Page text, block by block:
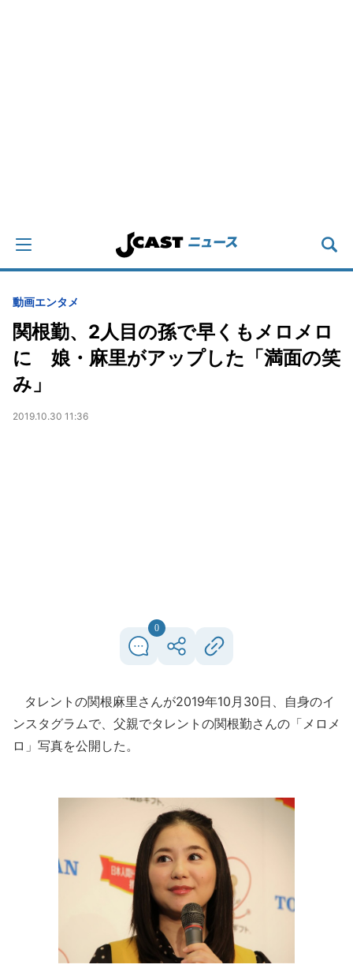
動画エンタメ
関根勤、2人目の孫で早くもメロメロ
に 娘・麻里がアップした「満面の笑
み」
2019.10.30 11:36
0
タレントの関根麻里さんが2019年10月30日、自身のイ
ンスタグラムで、父親でタレントの関根勤さんの「メロメ
ロ」写真を公開した。